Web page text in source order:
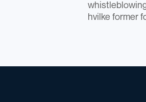
hvilke former